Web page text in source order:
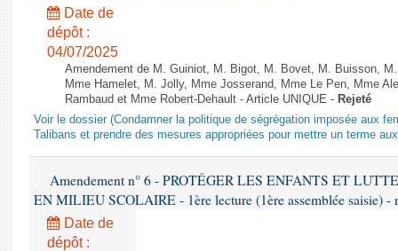
Date de
dépôt :
04/07/2025
Amendement de M. Guiniot, M. Bigot, M. Bovet, M. Buisson,
Mme Hamelet, M. Jolly, Mme Josserand, Mme Le Pen, Mme
Rambaud et Mme Robert-Dehault - Article UNIQUE - Rejeté
Voir le dossier (Condamner la politique de ségrégation imposée aux
Talibans et prendre des mesures appropriées pour mettre un terme
Amendement n° 6 - PROTÉGER LES ENFANTS ET
EN MILIEU SCOLAIRE - 1ère lecture (1ère assemblée saisie) -
Date de
dépôt :